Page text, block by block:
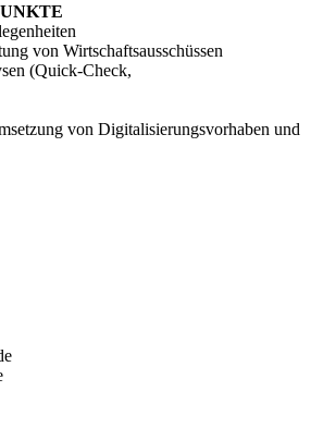
von Wirtschaftsausschüssen
(Quick-Check,
von Digitalisierungsvorhaben und